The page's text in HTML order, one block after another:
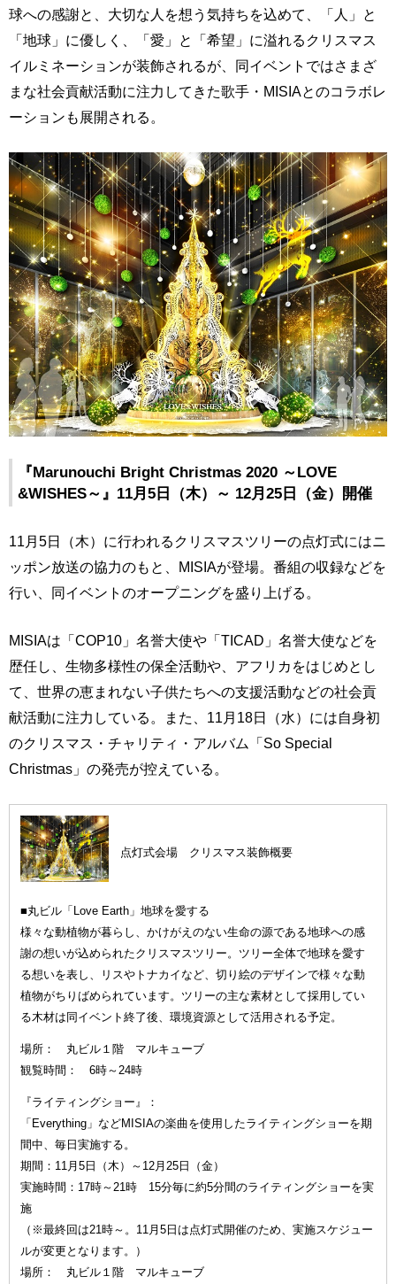
球への感謝と、大切な人を想う気持ちを込めて、「人」と
「地球」に優しく、「愛」と「希望」に溢れるクリスマス
イルミネーションが装飾されるが、同イベントではさまざ
まな社会貢献活動に注力してきた歌手・MISIAとのコラボレ
ーションも展開される。
『Marunouchi Bright Christmas 2020 ～LOVE
&WISHES～』11月5日（木）～ 12月25日（金）開催
11月5日（木）に行われるクリスマスツリーの点灯式にはニ
ッポン放送の協力のもと、MISIAが登場。番組の収録などを
行い、同イベントのオープニングを盛り上げる。
MISIAは「COP10」名誉大使や「TICAD」名誉大使などを
歴任し、生物多様性の保全活動や、アフリカをはじめとし
て、世界の恵まれない子供たちへの支援活動などの社会貢
献活動に注力している。また、11月18日（水）には自身初
のクリスマス・チャリティ・アルバム「So Special
Christmas」の発売が控えている。
点灯式会場 クリスマス装飾概要
■丸ビル「Love Earth」地球を愛する
様々な動植物が暮らし、かけがえのない生命の源である地球への感
謝の想いが込められたクリスマスツリー。ツリー全体で地球を愛す
る想いを表し、リスやトナカイなど、切り絵のデザインで様々な動
植物がちりばめられています。ツリーの主な素材として採用してい
る木材は同イベント終了後、環境資源として活用される予定。
場所： 丸ビル１階 マルキューブ
観覧時間： 6時～24時
『ライティングショー』：
「Everything」などMISIAの楽曲を使用したライティングショーを期
間中、毎日実施する。
期間：11月5日（木）～12月25日（金）
実施時間：17時～21時 15分毎に約5分間のライティングショーを実
施
（※最終回は21時～。11月5日は点灯式開催のため、実施スケジュー
ルが変更となります。）
場所： 丸ビル１階 マルキューブ